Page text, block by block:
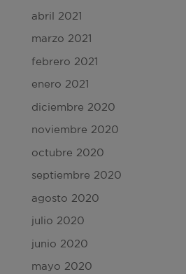
abril 2021
marzo 2021
febrero 2021
enero 2021
diciembre 2020
noviembre 2020
octubre 2020
septiembre 2020
agosto 2020
julio 2020
junio 2020
mayo 2020